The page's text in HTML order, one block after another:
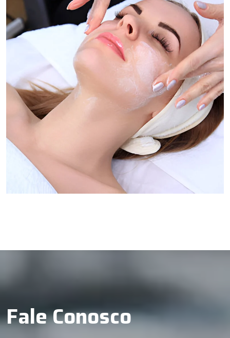
Fale Conosco